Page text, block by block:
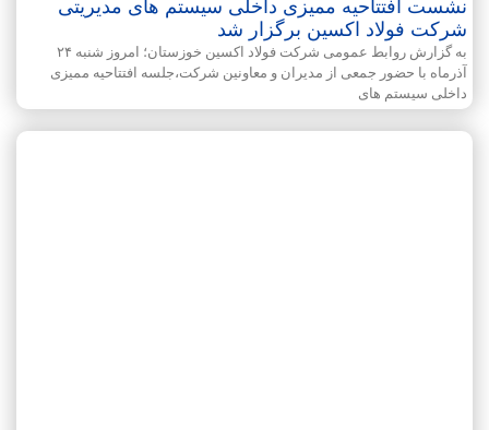
نشست افتتاحیه ممیزی داخلی سیستم های مدیریتی
شرکت فولاد اکسین برگزار شد
به گزارش روابط عمومی شرکت فولاد اکسین خوزستان؛ امروز شنبه ۲۴
آذرماه با حضور جمعی از مدیران و معاونین شرکت،جلسه افتتاحیه ممیزی
داخلی سیستم های